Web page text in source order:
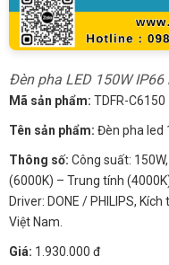
Đèn pha LED 150W
Mã sản phẩm: TDFR-C6150
Tên sản phẩm: Đèn pha led
Thông số: Công suất:
(6000K) – Trung tính
Driver: DONE / PHILIPS,
Việt Nam.
Giá: 1.930.000 đ